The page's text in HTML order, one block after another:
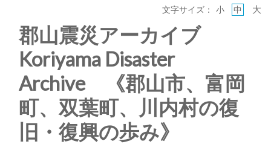
郡山震災アーカイブ
Koriyama Disaster
Archive 《郡山市、富岡
町、双葉町、川内村の復
旧・復興の歩み》
文字サイズ： 小 中 大